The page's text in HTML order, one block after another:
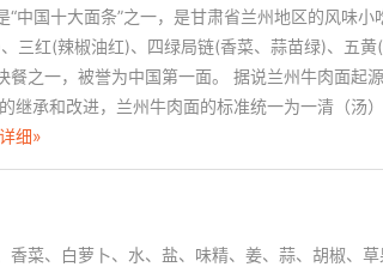
中国十大面条”之一，是甘肃省兰州地区的风味
三红(辣椒油红)、四绿局链(香菜、蒜苗绿)、五
餐之一，被誉为中国第一面。 据说兰州牛肉面起
继承和改进，兰州牛肉面的标准统一为一清（汤
详细»
香菜、白萝卜、水、盐、味精、姜、蒜、胡椒、